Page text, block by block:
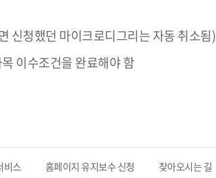
신청했던 마이크로디그리는 자동 취소됨)
이수조건을 완료해야 함
비스 홈페이지 유지보수 신청 찾아오시는 길